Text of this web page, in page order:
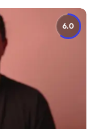
6.0